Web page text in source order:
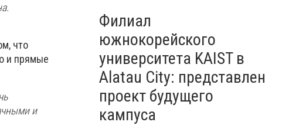
что
и прямые
и
Филиал
южнокорейского
университета KAIST в
Alatau City: представлен
проект будущего
кампуса